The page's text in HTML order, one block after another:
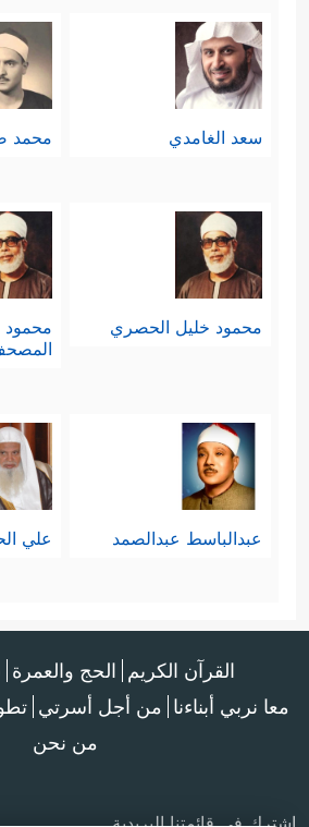
﴿وَٱلَّذِینَ یُصَدِّقُونَ بِیَوۡمِ ٱلدِّینِ﴿٢٦﴾
عَذَابِ رَبِّهِم مُّشۡفِقُونَ
إِنَّ
مَأۡمُونࣲ﴾ .
الجنس بضبطها وتوجيهها
تخدم الحياة، وتُسهِم في
﴿إِنَّ عَذَابَ رَبِّهِمۡ غَیۡرُ مَأۡمُونࣲ
أَزۡوَ ٰ⁠جِهِمۡ أَوۡ مَا مَلَكَتۡ أَیۡمَـٰنُهُمۡ
﴿٣٠﴾
فَمَنِ ٱبۡتَغَىٰ وَرَاۤءَ ذَ ٰ⁠لِكَ
ٱلۡعَادُونَ﴾.
أكبر بكثيرٍ مما تُحيط
تستوعِبه إشارة؛ فليس
الدولة مِن حاكمها
سعد الغامدي محمد
محمود خليل الحصري
عبدالباسط عبدالصمد علي
القرآن الكريم الحج والعمرة
معا نربي أبناءنا من أجل أسرتي
من نحن
اشترك في قائمتنا البريدية